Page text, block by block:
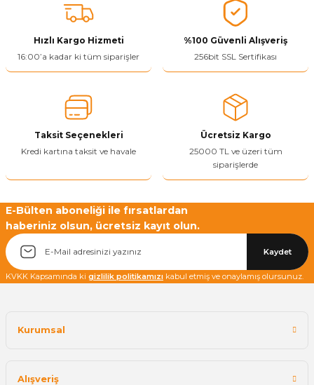
tarafımıza iletebilirsiniz.
Görüş ve önerileriniz için teşekkür ederiz.
Ürün resmi kalitesiz, bozuk veya görüntülenemiyor.
Ürün bilgilerinde hatalar bulunuyor.
Ürün fiyatı diğer sitelerden daha pahalı.
Bu ürüne benzer farklı alternatifler olmalı.
Yetkiliye Gönder
Hızlı Kargo Hizmeti
16:00’a kadar ki tüm siparişler
%100 Güvenli Alışveriş
256bit SSL Sertifikası
Taksit Seçenekleri
Kredi kartına taksit ve havale
Ücretsiz Kargo
25000 TL ve üzeri tüm
siparişlerde
E-Bülten aboneliği ile fırsatlardan
haberiniz olsun, ücretsiz kayıt olun.
Kaydet
KVKK Kapsamında ki gizlilik politikamızı kabul etmiş ve onaylamış olursunuz.
Kurumsal
Alışveriş